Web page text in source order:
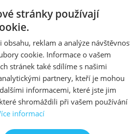
stránky používají
obsahu, reklam a analýze
cookie. Informace o vašem
stránek také sdílíme s našimi
partnery, kteří je mohou
informacemi, které jste jim
shromáždili při vašem používání
informací